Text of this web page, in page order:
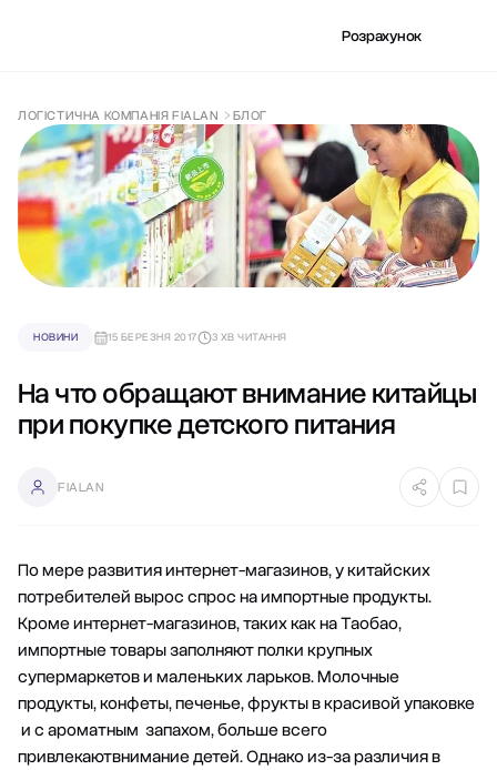
Розрахунок
ЛОГІСТИЧНА КОМПАНІЯ FIALAN БЛОГ
НОВИНИ 15 БЕРЕЗНЯ 2017 3 ХВ ЧИТАННЯ
На что обращают внимание китайцы
при покупке детского питания
FIALAN
По мере развития интернет-магазинов, у китайских
потребителей вырос спрос на импортные продукты.
Кроме интернет-магазинов, таких как на Таобао,
импортные товары заполняют полки крупных
супермаркетов и маленьких ларьков. Молочные
продукты, конфеты, печенье, фрукты в красивой упаковке
и с ароматным запахом, больше всего
привлекаютвнимание детей. Однако из-за различия в